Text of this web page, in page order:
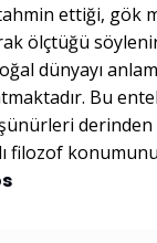
ettiği, gök
ölçtüğü
dünyayı
Bu
filozof konumunu